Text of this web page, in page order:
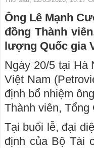
Ông Lê Mạnh
đồng Thành
lượng Quốc gia
Ngày 20/5 tại Hà
Việt Nam
định bổ nhiệm
Thành viên, Tổng
Tại buổi lễ, đại
định của Bộ Tài